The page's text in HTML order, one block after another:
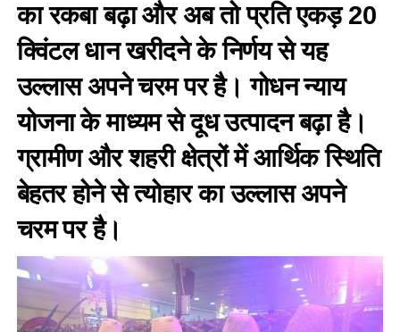
का रकबा बढ़ा और अब तो प्रति एकड़ 20
क्विंटल धान खरीदने के निर्णय से यह
उल्लास अपने चरम पर है। गोधन न्याय
योजना के माध्यम से दूध उत्पादन बढ़ा है।
ग्रामीण और शहरी क्षेत्रों में आर्थिक स्थिति
बेहतर होने से त्योहार का उल्लास अपने
चरम पर है।